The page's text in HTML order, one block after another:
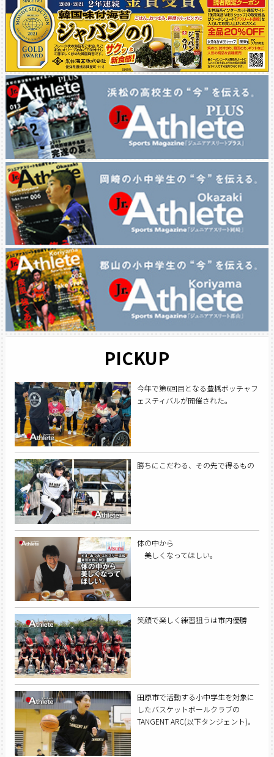
PICKUP
今年で第6回目となる豊橋ボッチャフ
ェスティバルが開催された。
勝ちにこだわる、その先で得るもの
体の中から
美しくなってほしい。
笑顔で楽しく練習狙うは市内優勝
田原市で活動する小中学生を対象に
したバスケットボールクラブの
TANGENT ARC(以下タンジェント)。